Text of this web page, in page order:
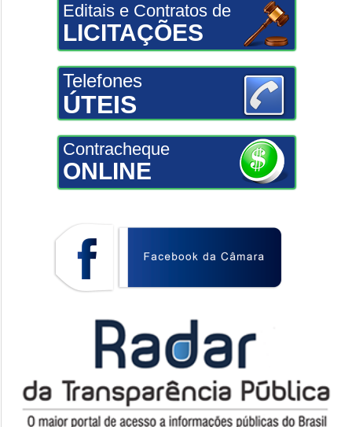
Editais e Contratos de
LICITAÇÕES
Telefones
ÚTEIS
Contracheque
ONLINE